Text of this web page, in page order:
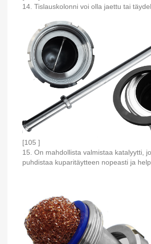
14. Tislauskolonni voi olla jaettu tai
[105 ]
15. On mahdollista valmistaa katalyytti,
puhdistaa kuparitäytteen nopeasti ja